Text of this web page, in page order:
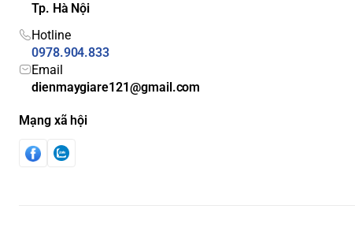
Tp. Hà Nội
Hotline
0978.904.833
Email
dienmaygiare121@gmail.com
Mạng xã hội